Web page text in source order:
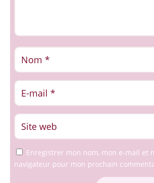
Enregistrer mon nom, mon e-mail et
navigateur pour mon prochain